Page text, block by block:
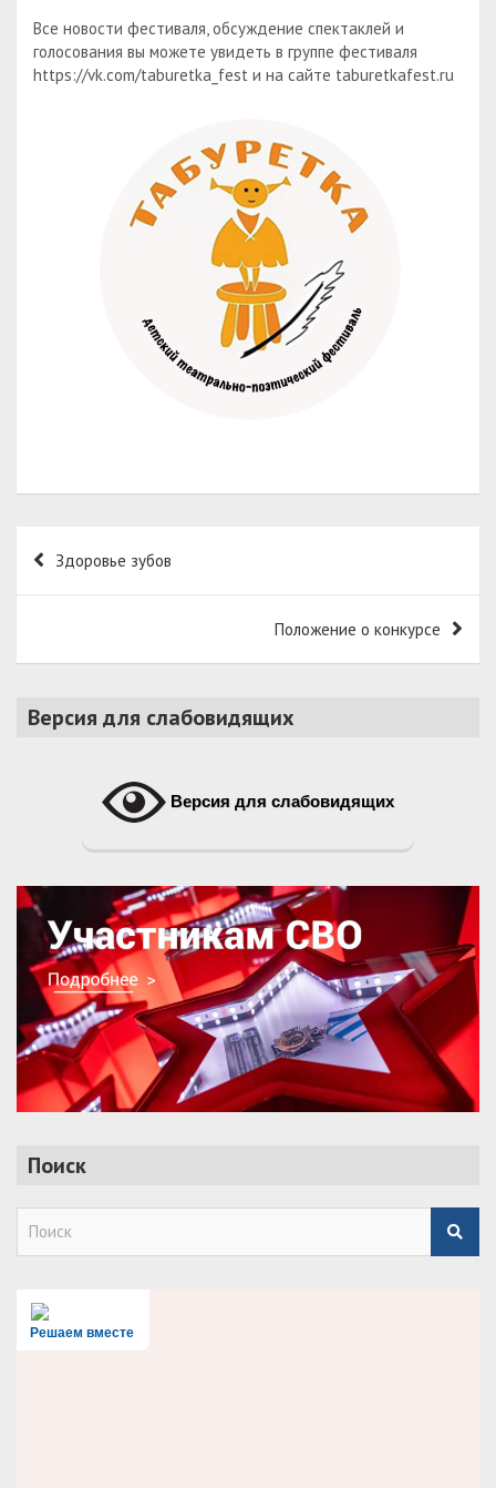
Все новости фестиваля, обсуждение спектаклей и
голосования вы можете увидеть в группе фестиваля
https://vk.com/taburetka_fest и на сайте taburetkafest.ru
Навигация
Здоровье зубов
Положение о конкурсе
Версия для слабовидящих
Версия для слабовидящих
Поиск
Решаем вместе